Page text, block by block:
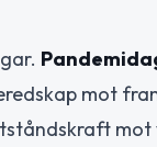
mot
mot